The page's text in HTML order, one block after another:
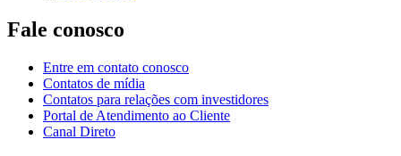
Fale conosco
Entre em contato conosco
Contatos de mídia
Contatos para relações com investidores
Portal de Atendimento ao Cliente
Canal Direto